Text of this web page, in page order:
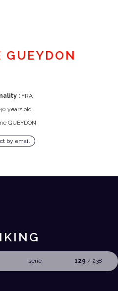
:FRA
years old
by email
serie 129 / 238